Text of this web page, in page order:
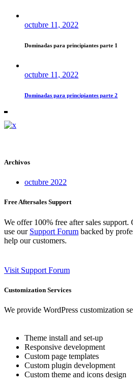
octubre 11, 2022
Dominadas para principiantes parte 1
octubre 11, 2022
Dominadas para principiantes parte 2
Archivos
octubre 2022
Free Aftersales Support
We offer 100% free after sales support.
use our Support Forum backed by
help our customers.
Visit Support Forum
Customization Services
We provide WordPress customization
Theme install and set-up
Responsive development
Custom page templates
Custom plugin development
Custom theme and icons design